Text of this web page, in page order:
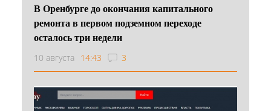
В Оренбурге до окончания капитального
ремонта в первом подземном переходе
осталось три недели
10 августа 14:43 3